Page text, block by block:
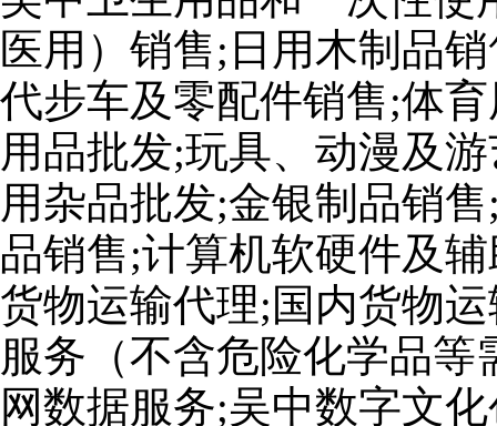
医用）销售;日用木制品
代步车及零配件销售;体
用品批发;玩具、动漫及
用杂品批发;金银制品销
品销售;计算机软硬件及
货物运输代理;国内货物
服务（不含危险化学品
网数据服务;吴中数字文